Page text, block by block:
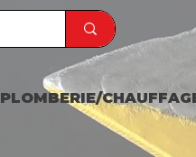
PLOMBERIE/